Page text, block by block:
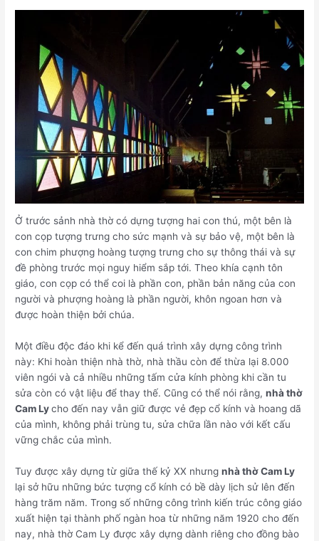
Ở trước sảnh nhà thờ có dựng tượng hai con thú, một bên là
con cọp tượng trưng cho sức mạnh và sự bảo vệ, một bên là
con chim phượng hoàng tượng trưng cho sự thông thái và sự
đề phòng trước mọi nguy hiểm sắp tới. Theo khía cạnh tôn
giáo, con cọp có thể coi là phần con, phần bản năng của con
người và phượng hoàng là phần người, khôn ngoan hơn và
được hoàn thiện bởi chúa.
Một điều độc đáo khi kể đến quá trình xây dựng công trình
này: Khi hoàn thiện nhà thờ, nhà thầu còn để thừa lại 8.000
viên ngói và cả nhiều những tấm cửa kính phòng khi cần tu
sửa còn có vật liệu để thay thế. Cũng có thể nói rằng,nhà thờ
Cam Lycho đến nay vẫn giữ được vẻ đẹp cổ kính và hoang dã
của mình, không phải trùng tu, sửa chữa lần nào với kết cấu
vững chắc của mình.
Tuy được xây dựng từ giữa thế kỷ XX nhưngnhà thờ Cam Ly
lại sở hữu những bức tượng cổ kính có bề dày lịch sử lên đến
hàng trăm năm. Trong số những công trình kiến trúc công giáo
xuất hiện tại thành phố ngàn hoa từ những năm 1920 cho đến
nay, nhà thờ Cam Ly được xây dựng dành riêng cho đồng bào